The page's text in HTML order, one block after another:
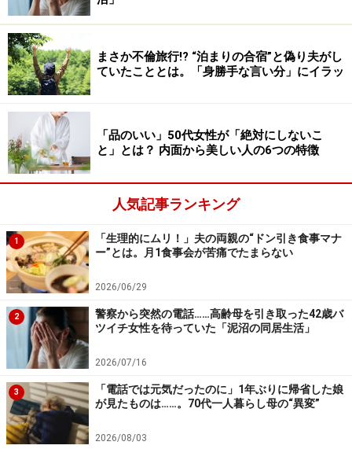
まさか不倫旅行!? “泊まりの合宿”と偽り夫がし
ていたこととは。「身勝手な言い分」にイラッ
「品のいい」50代女性が「絶対にしないこ
と」とは？ 内面から美しい人の6つの特徴
人気記事ランキング
1
「生理的にムリ！」夫の両親の“ドン引き食事マナ
ー”とは。月1食事会が苦痛でたまらない
2026/06/29
2
警察から突然の電話……高齢母を引き取った42歳バ
ツイチ女性を待っていた「泥沼の同居生活」
2026/07/16
3
「電話では元気だったのに」1年ぶりに帰省した娘
が見たものは……。70代一人暮らし母の“異変”
2026/08/03